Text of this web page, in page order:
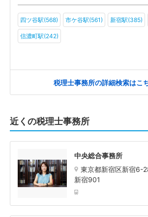
四ツ谷駅(568) 市ケ谷駅(561) 新宿駅(385)
信濃町駅(242)
税理士事務所の詳細検索はこ
近くの税理士事務所
中央総合事務所
東京都新宿区新宿6-
新宿901